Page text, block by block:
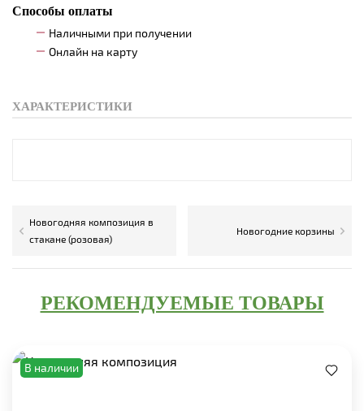
Способы оплаты
Наличными при получении
Онлайн на карту
ХАРАКТЕРИСТИКИ
Новогодняя композиция в
стакане (розовая)
Новогодние корзины
РЕКОМЕНДУЕМЫЕ ТОВАРЫ
В наличии